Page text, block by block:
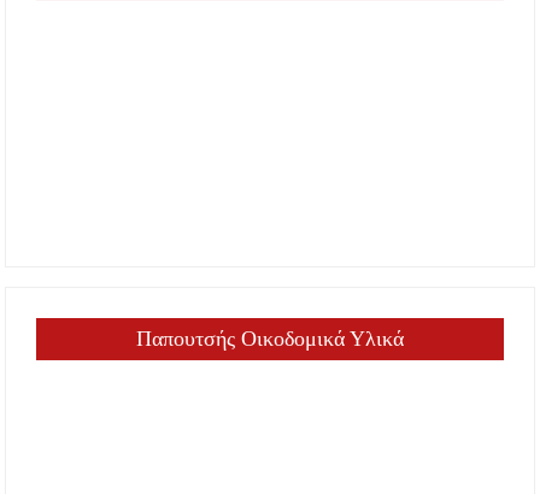
Παπουτσής Οικοδομικά Υλικά